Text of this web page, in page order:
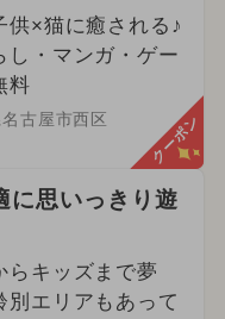
供×猫に癒される♪
し・マンガ・ゲー
料
古屋市西区 クーポン
に思いっきり遊
らキッズまで夢
別エリアもあって